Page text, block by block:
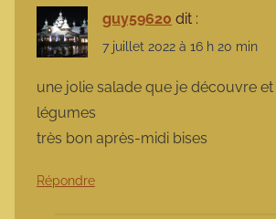
guy59620 dit :
7 juillet 2022 à 16 h 20 min
une jolie salade que je découvre
légumes
très bon après-midi bises
Répondre